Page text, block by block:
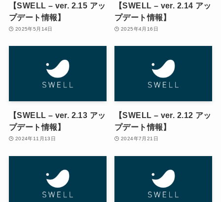
【SWELL – ver. 2.15 アッ
プデート情報】
2025年5月14日
【SWELL – ver. 2.14 アッ
プデート情報】
2025年4月16日
【SWELL – ver. 2.13 アッ
プデート情報】
2024年11月13日
【SWELL – ver. 2.12 アッ
プデート情報】
2024年7月21日